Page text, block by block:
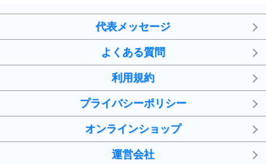
代表メッセージ
よくある質問
利用規約
プライバシーポリシー
オンラインショップ
運営会社